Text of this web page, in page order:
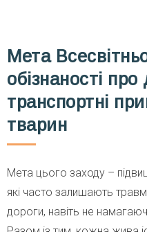
Мета
обізнаності
транспортні
тварин
Мета цього заходу –
які часто залишають
дороги, навіть не